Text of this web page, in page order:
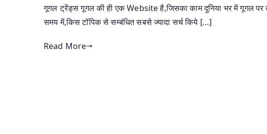
गूगल ट्रेंड्स गूगल की ही एक Website है,जिसका काम दुनिया भर में गूगल पर
समय में,किस टॉपिक से सम्बंधित सबसे ज्यादा सर्च किये […]
Read More